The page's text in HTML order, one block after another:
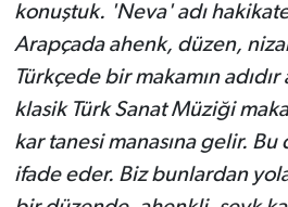
konuştuk. 'Neva' adı
Arapçada ahenk, düzen,
Türkçede bir makamın
klasik Türk Sanat Müziği
kar tanesi manasına gelir. Bu
ifade eder. Biz bunlardan